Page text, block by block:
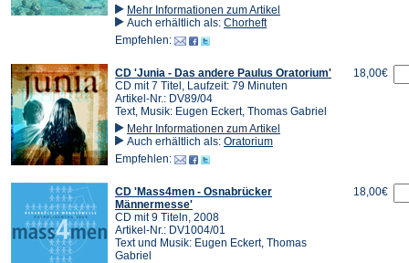
Mehr Informationen zum Artikel
Auch erhältlich als: Chorheft
Empfehlen:
CD 'Junia - Das andere Paulus Oratorium'
CD mit 7 Titel, Laufzeit: 79 Minuten
Artikel-Nr.: DV89/04
Text, Musik: Eugen Eckert, Thomas Gabriel
Mehr Informationen zum Artikel
Auch erhältlich als: Oratorium
Empfehlen:
18,00€
CD 'Mass4men - Osnabrücker
Männermesse'
CD mit 9 Titeln, 2008
Artikel-Nr.: DV1004/01
Text und Musik: Eugen Eckert, Thomas
Gabriel
18,00€